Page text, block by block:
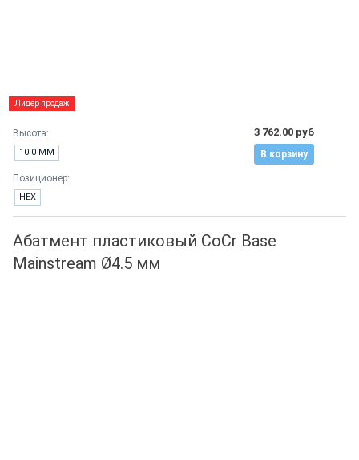
Лидер продаж
Высота:
10.0 ММ
Позиционер:
HEX
3 762.00 руб
В корзину
Абатмент пластиковый CoCr Base
Mainstream Ø4.5 мм